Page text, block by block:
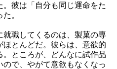
彼は「自分も同じ運命をた
。
職してくるのは、製菓の専
とんどだ。彼らは、意欲的
ところが、どんなに試作品
で、やがて意欲もなくなっ